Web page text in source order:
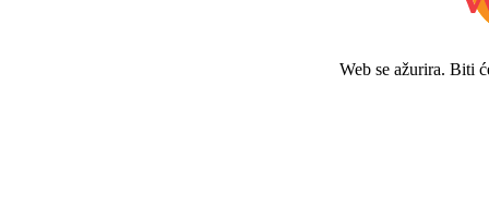
Web se ažurira. Biti